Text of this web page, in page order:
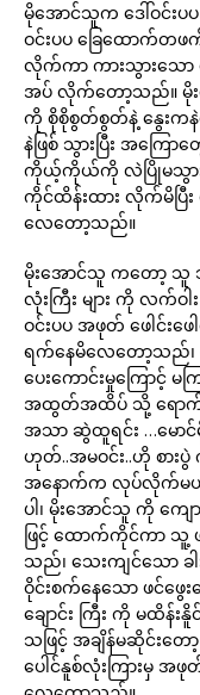
မိုအောင်သူက ဒေါ်ဝင်း
ဝင်းပပ ခြေထောက်တဖ
လိုက်ကာ ကားသွားသော ဒ
အပ် လိုက်တော့သည်။ မို
ကို စိုစိုစွတ်စွတ်နဲ့ နွေးက
နဲဖြစ် သွားပြီး အကြေ
ကိုယ့်ကိုယ်ကို လဲပြိုမသွား
ကိုင်ထိန်းထား လိုက်မိပြီ
လေတော့သည်။
မိုးအောင်သူ ကတော့ သူ သွ
လုံးကြီး များ ကို လက်ဝ
ဝင်းပပ အဖုတ် ဖေါင်းဖေ
ရက်နေမိလေတော့သည်၊ ဒ
ပေးကောင်းမှုကြောင့်
အထွတ်အထိပ် သို့ ရောက်
အသာ ဆွဲထူရင်း …မောင်
ဟုတ်..အမဝင်း..ဟို စားပွဲ
အနောက်က လုပ်လိုက်မယ်
ပါ၊ မိုးအောင်သူ ကို ကျ
ဖြင့် ထောက်ကိုင်ကာ သူ့
သည်၊ သေးကျင်သော ခ
ဝိုင်းစက်နေသော ဖင်ဖွေ
ချောင်း ကြီး ကို မထိ
သဖြင့် အချိန်မဆိုင်းတော့
ပေါင်နူစ်လုံးကြားမှ အ